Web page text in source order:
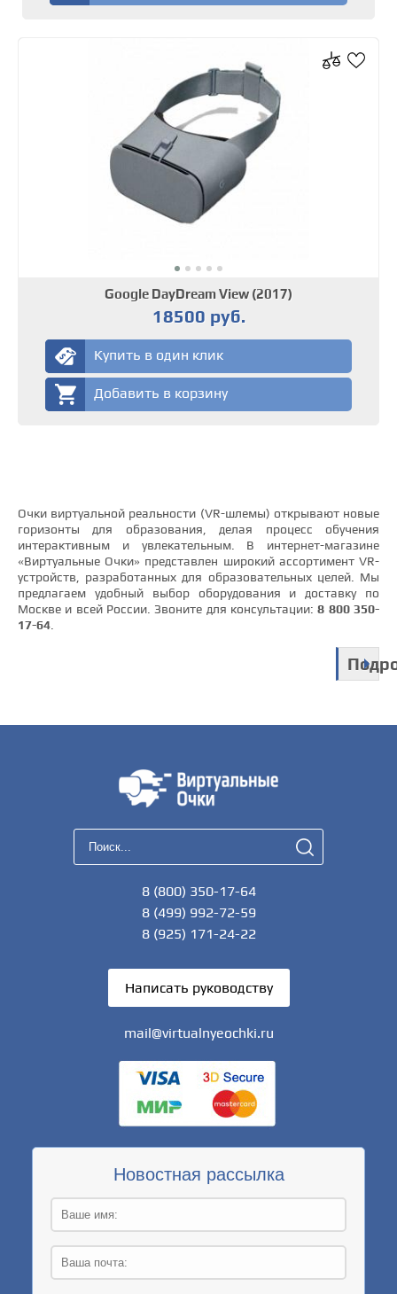
Google DayDream View (2017)
18500 руб.
Купить в один клик
Добавить в корзину
Очки виртуальной реальности (VR-шлемы) открывают новые
горизонты для образования, делая процесс обучения
интерактивным и увлекательным. В интернет-магазине
«Виртуальные Очки» представлен широкий ассортимент VR-
устройств, разработанных для образовательных целей. Мы
предлагаем удобный выбор оборудования и доставку по
Москве и всей России. Звоните для консультации:8 800 350-
17-64.
8 (800) 350-17-64
8 (499) 992-72-59
8 (925) 171-24-22
Написать руководству
mail@virtualnyeochki.ru
Новостная рассылка